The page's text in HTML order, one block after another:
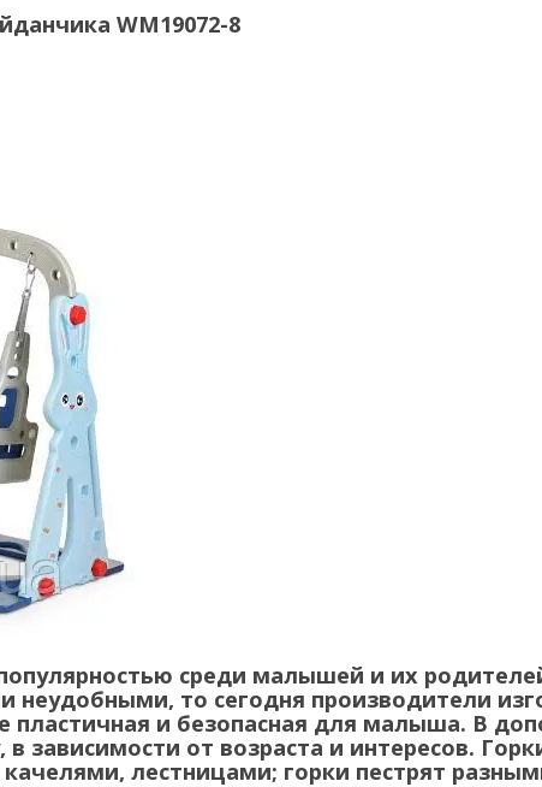
WM19072-8
среди малышей и их
неудобными, то сегодня производители
пластичная и безопасная для малыша. В
зависимости от возраста и интересов.
лестницами; горки пестрят